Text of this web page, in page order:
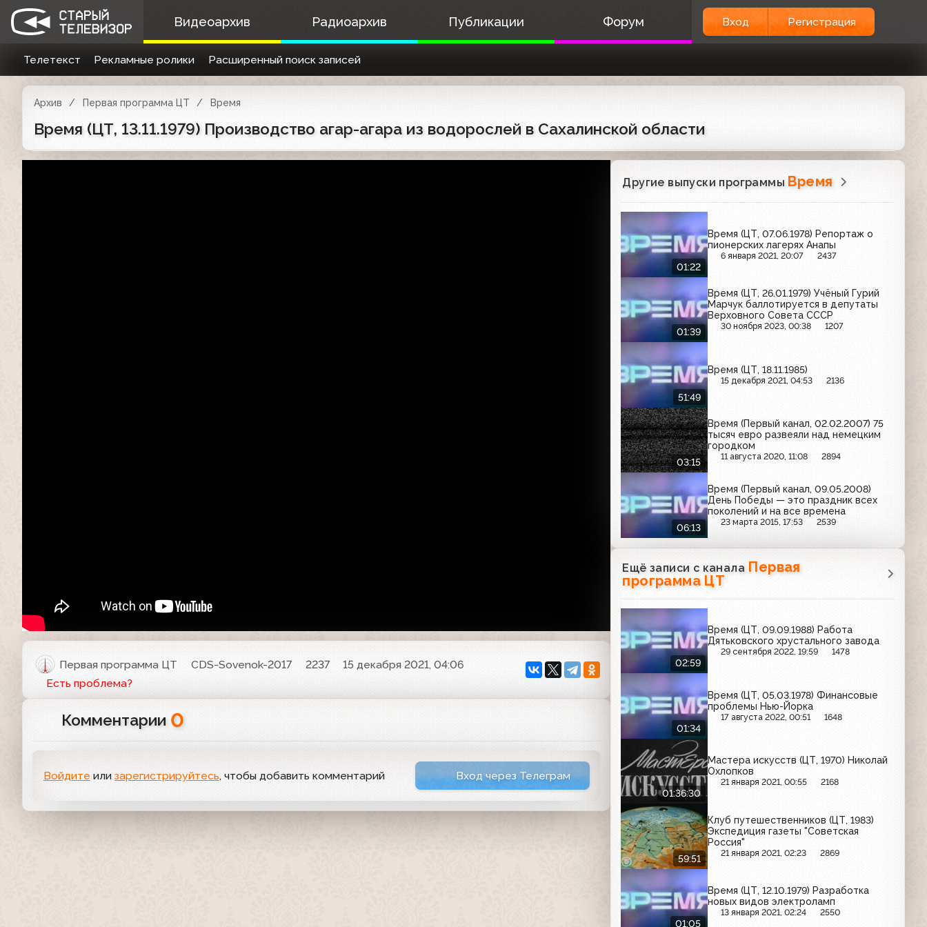
Видеоархив Радиоархив Публикации Форум Вход Регистрация
Телетекст Рекламные ролики Расширенный поиск записей
Архив Первая программа ЦТ Время
Время (ЦТ, 13.11.1979) Производство агар-агара из водорослей в Сахалинской области
Первая программа ЦТ CDS-Sovenok-2017 2237
15 декабря 2021, 04:06
Есть проблема?
Комментарии 0
Войдите или зарегистрируйтесь, чтобы добавить комментарий Вход через Телеграм
Другие выпуски программы Время
01:22
Время (ЦТ, 07.06.1978) Репортаж о
пионерских лагерях Анапы
6 января 2021, 20:07 2437
01:39
Время (ЦТ, 26.01.1979) Учёный Гурий
Марчук баллотируется в депутаты
Верховного Совета СССР
30 ноября 2023, 00:38 1207
51:49
Время (ЦТ, 18.11.1985)
15 декабря 2021, 04:53 2136
03:15
Время (Первый канал, 02.02.2007) 75
тысяч евро развеяли над немецким
городком
11 августа 2020, 11:08 2894
06:13
Время (Первый канал, 09.05.2008)
День Победы — это праздник всех
поколений и на все времена
23 марта 2015, 17:53 2539
Ещё записи с канала Первая
программа ЦТ
02:59
Время (ЦТ, 09.09.1988) Работа
Дятьковского хрустального завода
29 сентября 2022, 19:59 1478
01:34
Время (ЦТ, 05.03.1978) Финансовые
проблемы Нью-Йорка
17 августа 2022, 00:51 1648
01:36:30
Мастера искусств (ЦТ, 1970) Николай
Охлопков
21 января 2021, 00:55 2168
59:51
Клуб путешественников (ЦТ, 1983)
Экспедиция газеты "Советская
Россия"
21 января 2021, 02:23 2869
01:05
Время (ЦТ, 12.10.1979) Разработка
новых видов электроламп
13 января 2021, 02:24 2550